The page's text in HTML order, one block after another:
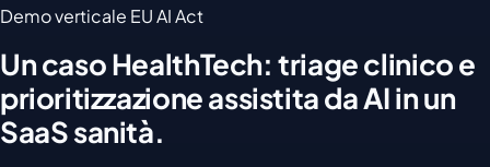
Demo verticale EU AI Act
Un caso HealthTech: triage clinico e
prioritizzazione assistita da AI in un
SaaS sanità.